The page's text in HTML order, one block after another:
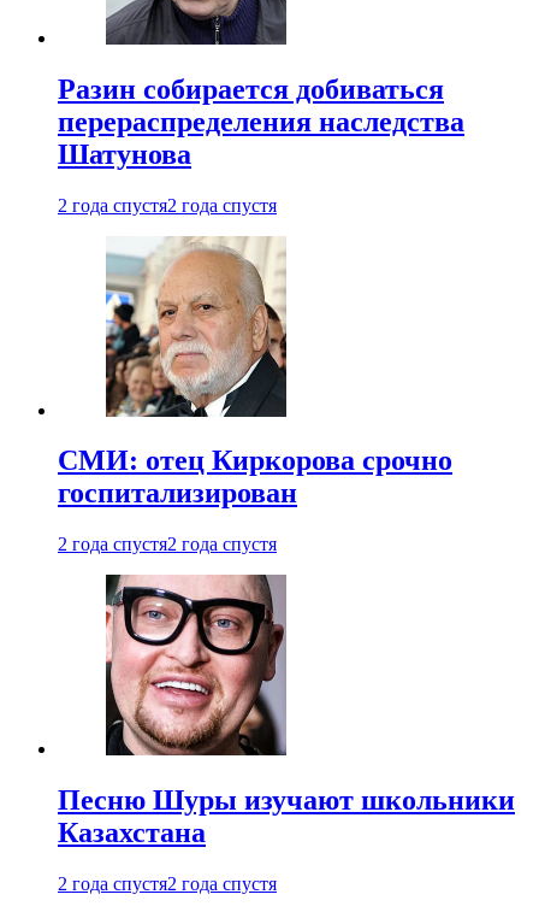
Разин собирается добиваться
перераспределения наследства
Шатунова
2 года спустя2 года спустя
СМИ: отец Киркорова срочно
госпитализирован
2 года спустя2 года спустя
Песню Шуры изучают школьники
Казахстана
2 года спустя2 года спустя